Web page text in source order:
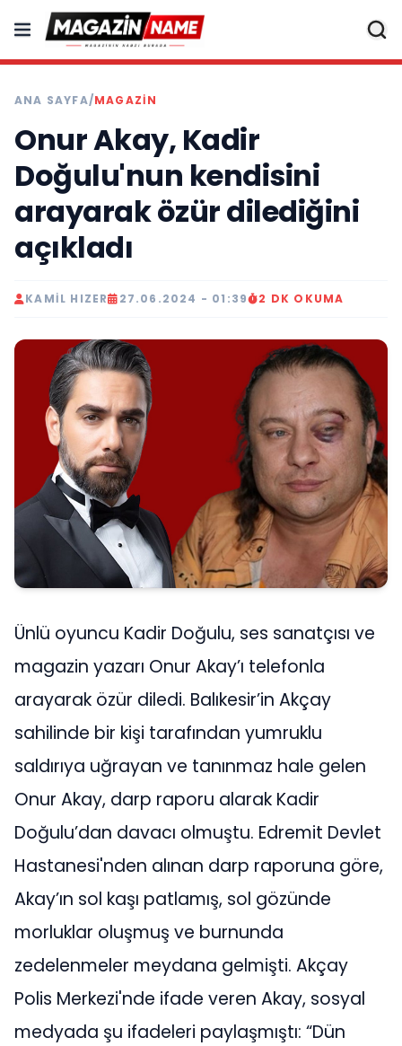
ANA SAYFA/MAGAZIN
Onur Akay, Kadir
Doğulu'nun kendisini
arayarak özür dilediğini
açıkladı
KAMIL HIZER 27.06.2024 - 01:39 2 DK OKUMA
Ünlü oyuncu Kadir Doğulu, ses sanatçısı ve
magazin yazarı Onur Akay’ı telefonla
arayarak özür diledi. Balıkesir’in Akçay
sahilinde bir kişi tarafından yumruklu
saldırıya uğrayan ve tanınmaz hale gelen
Onur Akay, darp raporu alarak Kadir
Doğulu’dan davacı olmuştu. Edremit Devlet
Hastanesi'nden alınan darp raporuna göre,
Akay’ın sol kaşı patlamış, sol gözünde
morluklar oluşmuş ve burnunda
zedelenmeler meydana gelmişti. Akçay
Polis Merkezi'nde ifade veren Akay, sosyal
medyada şu ifadeleri paylaşmıştı: “Dün